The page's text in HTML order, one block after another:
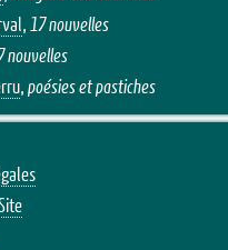
, 17 nouvelles
nouvelles
, poésies et pastiches